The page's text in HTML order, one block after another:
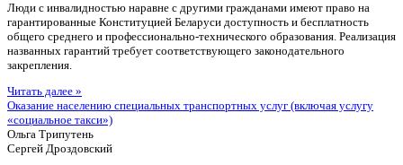
Люди с инвалидностью наравне с другими гражданами имеют право на
гарантированные Конституцией Беларуси доступность и бесплатность
общего среднего и профессионально-технического образования. Реализация
названных гарантий требует соответствующего законодательного
закрепления.
Читать далее »
Оказание населению специальных транспортных услуг (включая услугу
«социальное такси»)
Ольга Трипутень
Сергей Дроздовский